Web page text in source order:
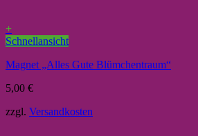
+
Schnellansicht
Magnet „Alles Gute Blümchentraum“
5,00 €
zzgl. Versandkosten